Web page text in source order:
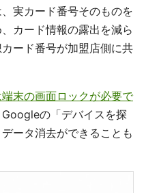
実カード番号そのものを
カード情報の露出を減ら
ード番号が加盟店側に共
末の画面ロックが必要で
の「デバイスを探
ータ消去ができることも